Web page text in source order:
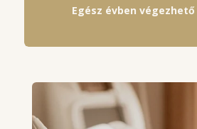
Egész évben végezhető